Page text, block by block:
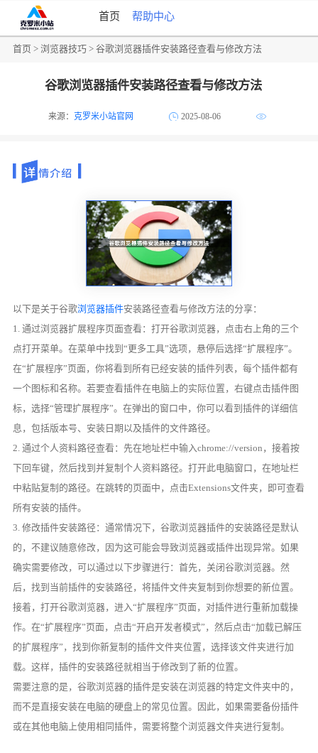
首页 帮助中心
首页 >浏览器技巧 > 谷歌浏览器插件安装路径查看与修改方法
谷歌浏览器插件安装路径查看与修改方法
来源：克罗米小站官网 2025-08-06
以下是关于谷歌浏览器插件安装路径查看与修改方法的分享：
1. 通过浏览器扩展程序页面查看：打开谷歌浏览器，点击右上角的三个
点打开菜单。在菜单中找到“更多工具”选项，悬停后选择“扩展程序”。
在“扩展程序”页面，你将看到所有已经安装的插件列表，每个插件都有
一个图标和名称。若要查看插件在电脑上的实际位置，右键点击插件图
标，选择“管理扩展程序”。在弹出的窗口中，你可以看到插件的详细信
息，包括版本号、安装日期以及插件的文件路径。
2. 通过个人资料路径查看：先在地址栏中输入chrome://version，接着按
下回车键，然后找到并复制个人资料路径。打开此电脑窗口，在地址栏
中粘贴复制的路径。在跳转的页面中，点击Extensions文件夹，即可查看
所有安装的插件。
3. 修改插件安装路径：通常情况下，谷歌浏览器插件的安装路径是默认
的，不建议随意修改，因为这可能会导致浏览器或插件出现异常。如果
确实需要修改，可以通过以下步骤进行：首先，关闭谷歌浏览器。然
后，找到当前插件的安装路径，将插件文件夹复制到你想要的新位置。
接着，打开谷歌浏览器，进入“扩展程序”页面，对插件进行重新加载操
作。在“扩展程序”页面，点击“开启开发者模式”，然后点击“加载已解压
的扩展程序”，找到你新复制的插件文件夹位置，选择该文件夹进行加
载。这样，插件的安装路径就相当于修改到了新的位置。
需要注意的是，谷歌浏览器的插件是安装在浏览器的特定文件夹中的，
而不是直接安装在电脑的硬盘上的常见位置。因此，如果需要备份插件
或在其他电脑上使用相同插件，需要将整个浏览器文件夹进行复制。